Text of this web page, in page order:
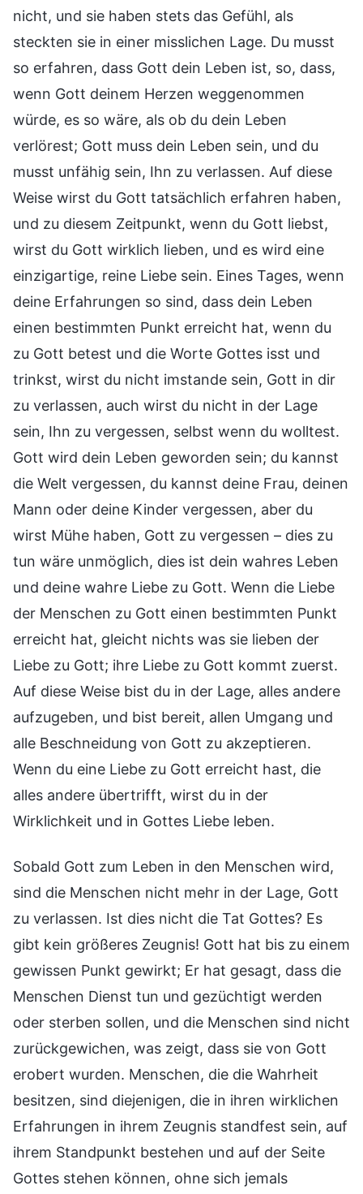
nicht, und sie haben stets das Gefühl, als
steckten sie in einer misslichen Lage. Du musst
so erfahren, dass Gott dein Leben ist, so, dass,
wenn Gott deinem Herzen weggenommen
würde, es so wäre, als ob du dein Leben
verlörest; Gott muss dein Leben sein, und du
musst unfähig sein, Ihn zu verlassen. Auf diese
Weise wirst du Gott tatsächlich erfahren haben,
und zu diesem Zeitpunkt, wenn du Gott liebst,
wirst du Gott wirklich lieben, und es wird eine
einzigartige, reine Liebe sein. Eines Tages, wenn
deine Erfahrungen so sind, dass dein Leben
einen bestimmten Punkt erreicht hat, wenn du
zu Gott betest und die Worte Gottes isst und
trinkst, wirst du nicht imstande sein, Gott in dir
zu verlassen, auch wirst du nicht in der Lage
sein, Ihn zu vergessen, selbst wenn du wolltest.
Gott wird dein Leben geworden sein; du kannst
die Welt vergessen, du kannst deine Frau, deinen
Mann oder deine Kinder vergessen, aber du
wirst Mühe haben, Gott zu vergessen – dies zu
tun wäre unmöglich, dies ist dein wahres Leben
und deine wahre Liebe zu Gott. Wenn die Liebe
der Menschen zu Gott einen bestimmten Punkt
erreicht hat, gleicht nichts was sie lieben der
Liebe zu Gott; ihre Liebe zu Gott kommt zuerst.
Auf diese Weise bist du in der Lage, alles andere
aufzugeben, und bist bereit, allen Umgang und
alle Beschneidung von Gott zu akzeptieren.
Wenn du eine Liebe zu Gott erreicht hast, die
alles andere übertrifft, wirst du in der
Wirklichkeit und in Gottes Liebe leben.
Sobald Gott zum Leben in den Menschen wird,
sind die Menschen nicht mehr in der Lage, Gott
zu verlassen. Ist dies nicht die Tat Gottes? Es
gibt kein größeres Zeugnis! Gott hat bis zu einem
gewissen Punkt gewirkt; Er hat gesagt, dass die
Menschen Dienst tun und gezüchtigt werden
oder sterben sollen, und die Menschen sind nicht
zurückgewichen, was zeigt, dass sie von Gott
erobert wurden. Menschen, die die Wahrheit
besitzen, sind diejenigen, die in ihren wirklichen
Erfahrungen in ihrem Zeugnis standfest sein, auf
ihrem Standpunkt bestehen und auf der Seite
Gottes stehen können, ohne sich jemals